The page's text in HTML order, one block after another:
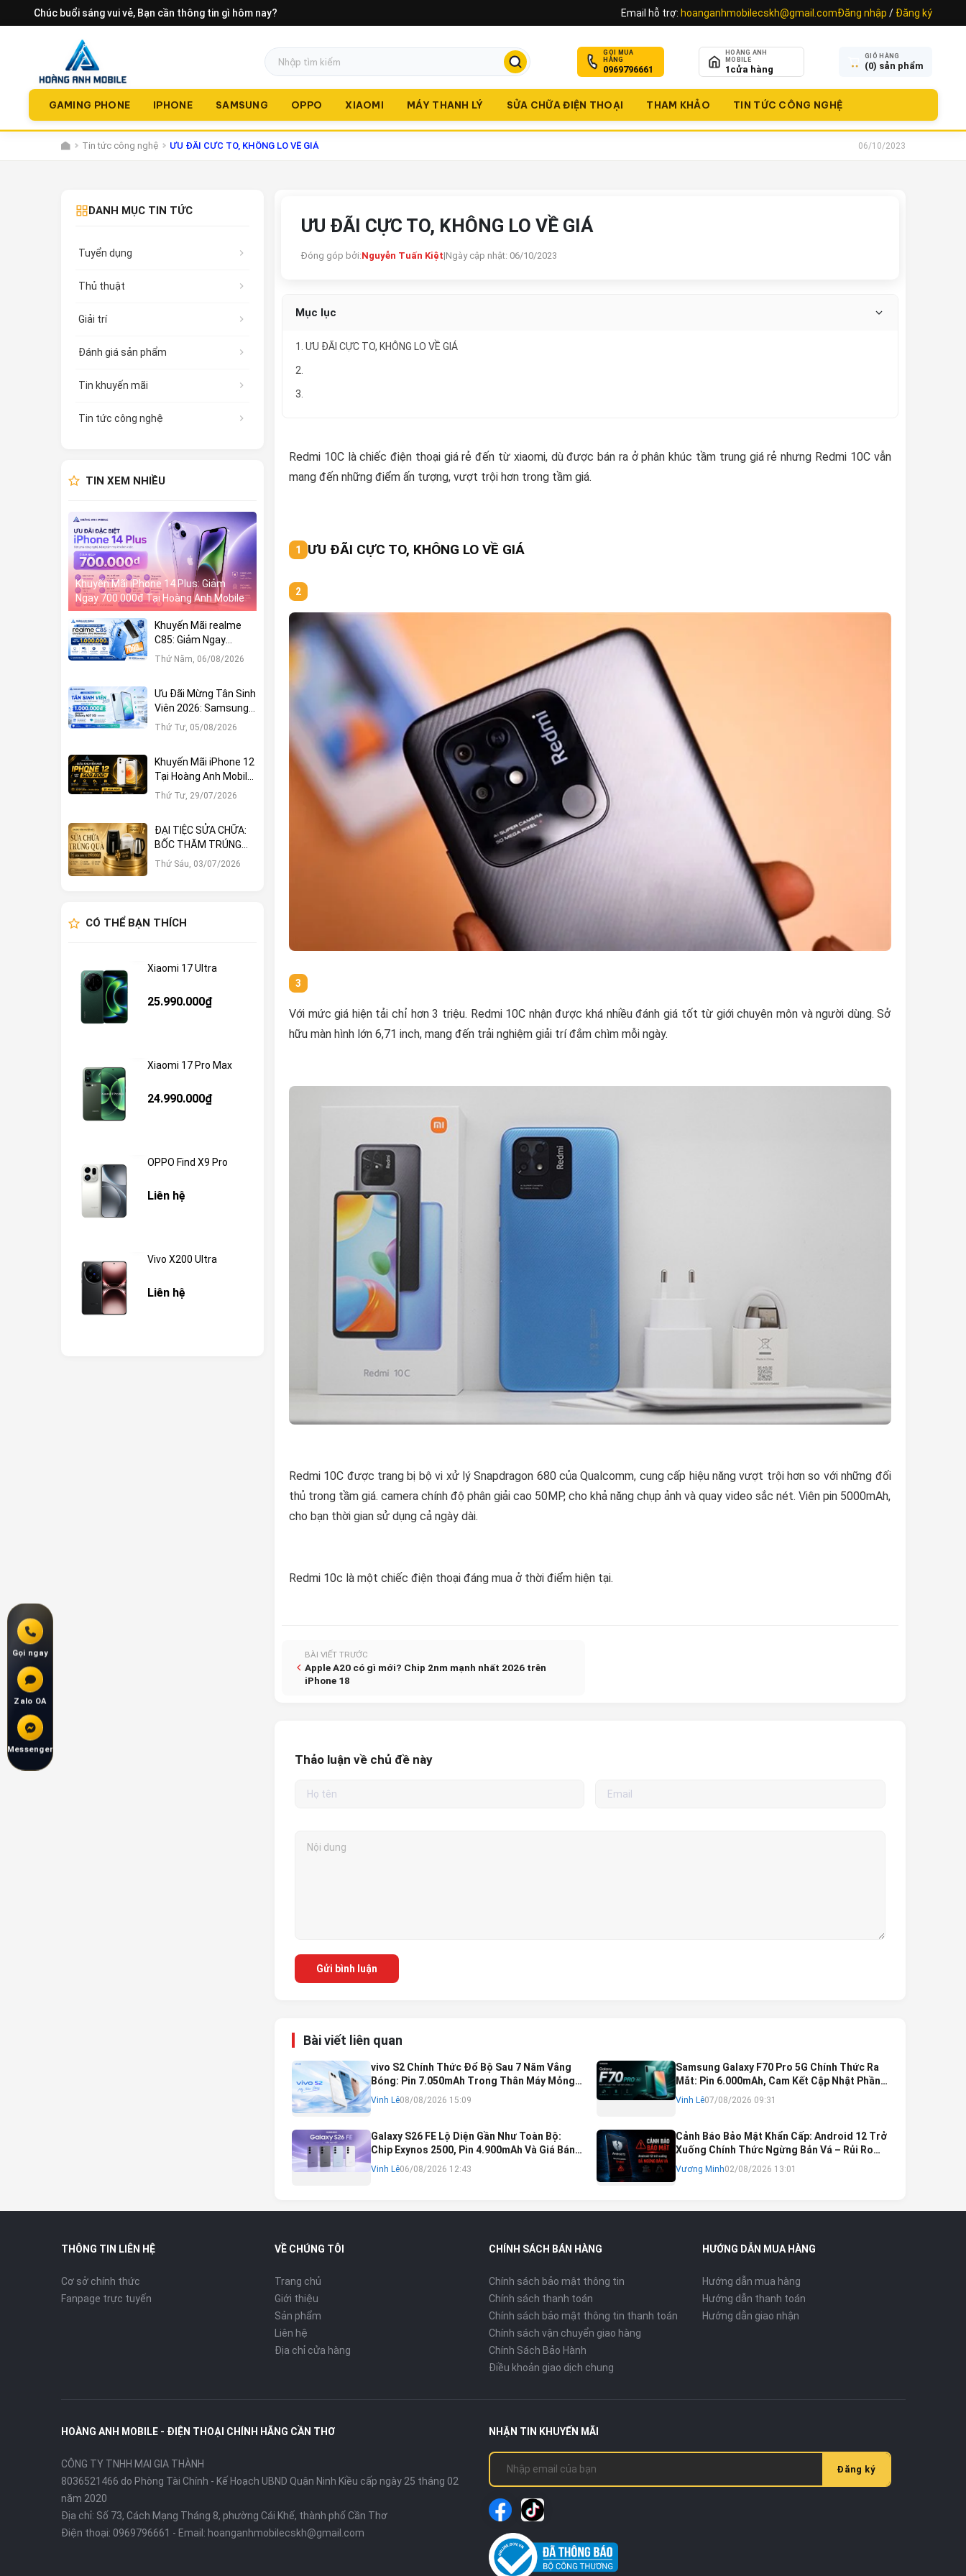
Chúc buổi sáng vui vẻ, Bạn cần thông tin gì hôm nay? Email hỗ trợ: hoanganhmobilecskh@gmail.comĐăng nhập / Đăng ký
GỌI MUA
HÀNG
0969796661
HOÀNG ANH
MOBILE
1 cửa hàng
GIỎ HÀNG
(0) sản phẩm
GAMING PHONE IPHONE SAMSUNG OPPO XIAOMI MÁY THANH LÝ SỬA CHỮA ĐIỆN THOẠI THAM KHẢO TIN TỨC CÔNG NGHỆ
Tin tức công nghệ ƯU ĐÃI CỰC TO, KHÔNG LO VỀ GIÁ 06/10/2023
ƯU ĐÃI CỰC TO, KHÔNG LO VỀ GIÁ
Đóng góp bởi:Nguyễn Tuấn Kiệt|Ngày cập nhật: 06/10/2023
Mục lục
1. ƯU ĐÃI CỰC TO, KHÔNG LO VỀ GIÁ
2.
3.
Redmi 10C là chiếc điện thoại giá rẻ đến từ xiaomi, dù được bán ra ở phân khúc tầm trung giá rẻ nhưng Redmi 10C vẫn
mang đến những điểm ấn tượng, vượt trội hơn trong tầm giá.
ƯU ĐÃI CỰC TO, KHÔNG LO VỀ GIÁ
Với mức giá hiện tải chỉ hơn 3 triệu. Redmi 10C nhận được khá nhiều đánh giá tốt từ giới chuyên môn và người dùng. Sở
hữu màn hình lớn 6,71 inch, mang đến trải nghiệm giải trí đắm chìm mỗi ngày.
Redmi 10C được trang bị bộ vi xử lý Snapdragon 680 của Qualcomm, cung cấp hiệu năng vượt trội hơn so với những đối
thủ trong tầm giá. camera chính độ phân giải cao 50MP, cho khả năng chụp ảnh và quay video sắc nét. Viên pin 5000mAh,
cho bạn thời gian sử dụng cả ngày dài.
Redmi 10c là một chiếc điện thoại đáng mua ở thời điểm hiện tại.
BÀI VIẾT TRƯỚC
Apple A20 có gì mới? Chip 2nm mạnh nhất 2026 trên
iPhone 18
Thảo luận về chủ đề này
Gửi bình luận
Bài viết liên quan
vivo S2 Chính Thức Đổ Bộ Sau 7 Năm Vắng
Bóng: Pin 7.050mAh Trong Thân Máy Mỏng
Nhẹ Khó Tin
Vinh Lê08/08/2026 15:09
Samsung Galaxy F70 Pro 5G Chính Thức Ra
Mắt: Pin 6.000mAh, Cam Kết Cập Nhật Phần
Mềm 6 Năm
Vinh Lê07/08/2026 09:31
Galaxy S26 FE Lộ Diện Gần Như Toàn Bộ:
Chip Exynos 2500, Pin 4.900mAh Và Giá Bán
Dự Kiến
Vinh Lê06/08/2026 12:43
Cảnh Báo Bảo Mật Khẩn Cấp: Android 12 Trở
Xuống Chính Thức Ngừng Bản Vá – Rủi Ro
Mất Tài Khoản Ngân Hàng & Cách Khắc Phục
Vương Minh02/08/2026 13:01
DANH MỤC TIN TỨC
Tuyển dụng
Thủ thuật
Giải trí
Đánh giá sản phẩm
Tin khuyến mãi
Tin tức công nghệ
TIN XEM NHIỀU
Khuyến Mãi iPhone 14 Plus: Giảm
Ngay 700.000đ Tại Hoàng Anh Mobile
Khuyến Mãi realme
C85: Giảm Ngay
1.000.000đ Tại Hoàng
Thứ Năm, 06/08/2026
Ưu Đãi Mừng Tân Sinh
Viên 2026: Samsung
Galaxy A57 5G Giảm
Thứ Tư, 05/08/2026
Khuyến Mãi iPhone 12
Tại Hoàng Anh Mobile:
Sở Hữu Ngay Với Hàng
Thứ Tư, 29/07/2026
ĐẠI TIỆC SỬA CHỮA:
BỐC THĂM TRÚNG
LỚN – CƠ HỘI NHẬN
Thứ Sáu, 03/07/2026
CÓ THỂ BẠN THÍCH
Xiaomi 17 Ultra
25.990.000₫
Xiaomi 17 Pro Max
24.990.000₫
OPPO Find X9 Pro
Liên hệ
Vivo X200 Ultra
Liên hệ
THÔNG TIN LIÊN HỆ
Cơ sở chính thức
Fanpage trực tuyến
VỀ CHÚNG TÔI
Trang chủ
Giới thiệu
Sản phẩm
Liên hệ
Địa chỉ cửa hàng
CHÍNH SÁCH BÁN HÀNG
Chính sách bảo mật thông tin
Chính sách thanh toán
Chính sách bảo mật thông tin thanh toán
Chính sách vận chuyển giao hàng
Chính Sách Bảo Hành
Điều khoản giao dịch chung
HƯỚNG DẪN MUA HÀNG
Hướng dẫn mua hàng
Hướng dẫn thanh toán
Hướng dẫn giao nhận
HOÀNG ANH MOBILE - ĐIỆN THOẠI CHÍNH HÃNG CẦN THƠ
CÔNG TY TNHH MAI GIA THÀNH
8036521466 do Phòng Tài Chính - Kế Hoạch UBND Quận Ninh Kiều cấp ngày 25 tháng 02
năm 2020
Địa chỉ: Số 73, Cách Mạng Tháng 8, phường Cái Khế, thành phố Cần Thơ
Điện thoại: 0969796661 - Email: hoanganhmobilecskh@gmail.com
NHẬN TIN KHUYẾN MÃI
Đăng ký
Gọi ngay
Zalo OA
Messenger